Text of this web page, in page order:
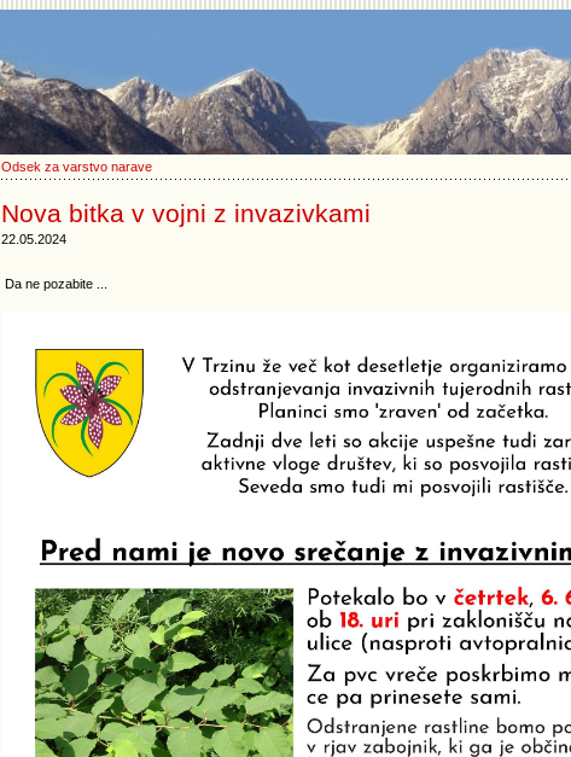
Odsek za varstvo narave
Nova bitka v vojni z invazivkami
22.05.2024
Da ne pozabite ...